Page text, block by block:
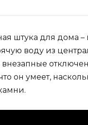
штука для дома –
воду из
он умеет,